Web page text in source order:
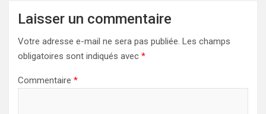
Laisser un commentaire
Votre adresse e-mail ne sera pas publiée. Les champs
obligatoires sont indiqués avec *
Commentaire *